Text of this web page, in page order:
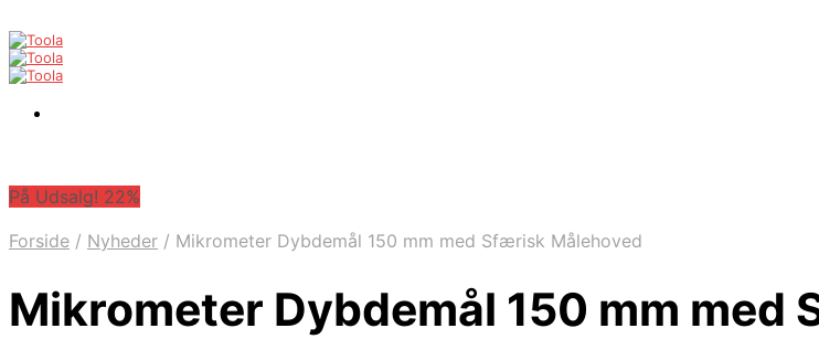
På Udsalg! 22%
Forside / Nyheder / Mikrometer Dybdemål 150 mm med Sfærisk Målehoved
Mikrometer Dybdemål 150 mm med